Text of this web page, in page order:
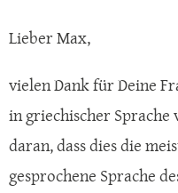
Lieber Max,
vielen Dank für Deine
in griechischer
daran, dass dies die
gesprochene Sprache